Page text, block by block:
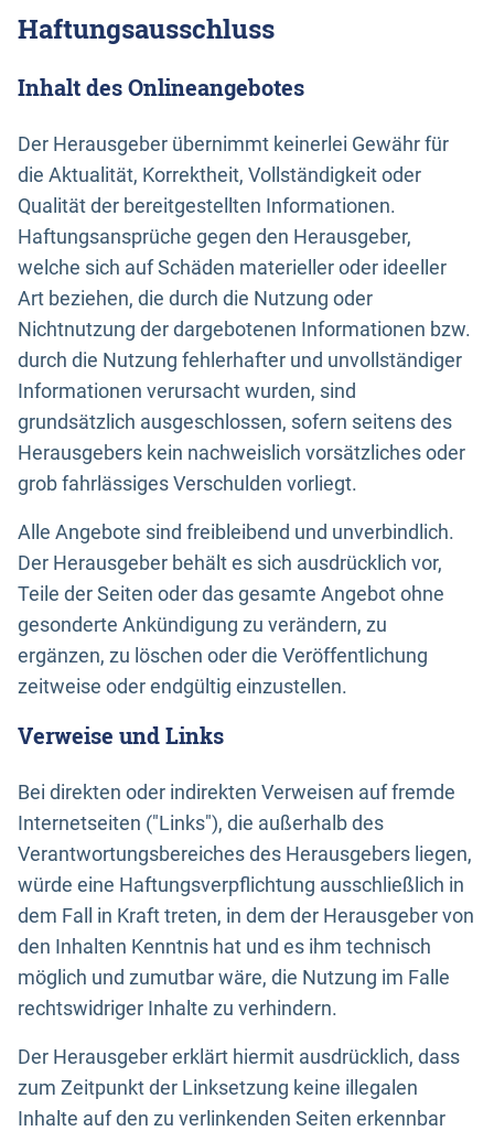
Haftungsausschluss
Inhalt des Onlineangebotes
Der Herausgeber übernimmt keinerlei Gewähr für
die Aktualität, Korrektheit, Vollständigkeit oder
Qualität der bereitgestellten Informationen.
Haftungsansprüche gegen den Herausgeber,
welche sich auf Schäden materieller oder ideeller
Art beziehen, die durch die Nutzung oder
Nichtnutzung der dargebotenen Informationen bzw.
durch die Nutzung fehlerhafter und unvollständiger
Informationen verursacht wurden, sind
grundsätzlich ausgeschlossen, sofern seitens des
Herausgebers kein nachweislich vorsätzliches oder
grob fahrlässiges Verschulden vorliegt.
Alle Angebote sind freibleibend und unverbindlich.
Der Herausgeber behält es sich ausdrücklich vor,
Teile der Seiten oder das gesamte Angebot ohne
gesonderte Ankündigung zu verändern, zu
ergänzen, zu löschen oder die Veröffentlichung
zeitweise oder endgültig einzustellen.
Verweise und Links
Bei direkten oder indirekten Verweisen auf fremde
Internetseiten ("Links"), die außerhalb des
Verantwortungsbereiches des Herausgebers liegen,
würde eine Haftungsverpflichtung ausschließlich in
dem Fall in Kraft treten, in dem der Herausgeber von
den Inhalten Kenntnis hat und es ihm technisch
möglich und zumutbar wäre, die Nutzung im Falle
rechtswidriger Inhalte zu verhindern.
Der Herausgeber erklärt hiermit ausdrücklich, dass
zum Zeitpunkt der Linksetzung keine illegalen
Inhalte auf den zu verlinkenden Seiten erkennbar